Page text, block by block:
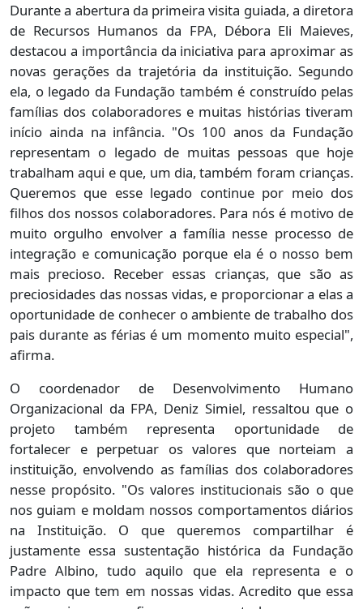
Durante a abertura da primeira visita guiada, a diretora
de Recursos Humanos da FPA, Débora Eli Maieves,
destacou a importância da iniciativa para aproximar as
novas gerações da trajetória da instituição. Segundo
ela, o legado da Fundação também é construído pelas
famílias dos colaboradores e muitas histórias tiveram
início ainda na infância. "Os 100 anos da Fundação
representam o legado de muitas pessoas que hoje
trabalham aqui e que, um dia, também foram crianças.
Queremos que esse legado continue por meio dos
filhos dos nossos colaboradores. Para nós é motivo de
muito orgulho envolver a família nesse processo de
integração e comunicação porque ela é o nosso bem
mais precioso. Receber essas crianças, que são as
preciosidades das nossas vidas, e proporcionar a elas a
oportunidade de conhecer o ambiente de trabalho dos
pais durante as férias é um momento muito especial",
afirma.
O coordenador de Desenvolvimento Humano
Organizacional da FPA, Deniz Simiel, ressaltou que o
projeto também representa oportunidade de
fortalecer e perpetuar os valores que norteiam a
instituição, envolvendo as famílias dos colaboradores
nesse propósito. "Os valores institucionais são o que
nos guiam e moldam nossos comportamentos diários
na Instituição. O que queremos compartilhar é
justamente essa sustentação histórica da Fundação
Padre Albino, tudo aquilo que ela representa e o
impacto que tem em nossas vidas. Acredito que essa